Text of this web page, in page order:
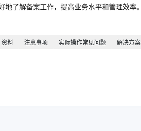
了解备案工作，提高业务水平和管理效率。
资料 注意事项 实际操作常见问题 解决方案